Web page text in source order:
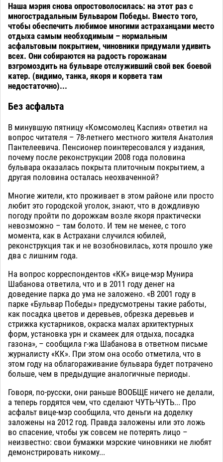
Наша мэрия снова опростоволосилась: на этот раз с
многострадальным Бульваром Победы. Вместо того,
чтобы обеспечить любимое многими астраханцами место
отдыха самым необходимым – нормальным
асфальтовым покрытием, чиновники придумали удивить
всех. Они собираются на радость горожанам
взгромоздить на бульваре отслуживший свой век боевой
катер. (видимо, танка, якоря и корвета там
недостаточно)...
Без асфальта
В минувшую пятницу «Комсомолец Каспия» ответил на
вопрос читателя – 78-летнего местного жителя Анатолия
Пантелеевича. Пенсионер поинтересовался у издания,
почему после реконструкции 2008 года половина
бульвара оказалась покрыта плиточным покрытием, а
другая половина осталась неохваченной?
Многие жители, кто проживает в этом районе или просто
любит это городской уголок, знают, что в дождливую
погоду пройти по дорожкам возле якоря практически
невозможно – там болото. И тем не менее, с того
момента, как в Астрахани случился юбилей,
реконструкция так и не возобновилась, хотя прошло уже
два с лишним года.
На вопрос корреспондентов «КК» вице-мэр Мунира
Шабанова ответила, что и в 2011 году денег на
доведение парка до ума не заложено. «В 2001 году в
парке «Бульвар Победы» предусмотрены такие работы,
как посадка цветов и деревьев, обрезка деревьев и
стрижка кустарников, окраска малах архитектурных
форм, установка урн и скамеек для отдыха, посадка
газона», – сообщила г-жа Шабанова в ответном письме
журналисту «КК». При этом она особо отметила, что в
этом году на облагораживание бульвара будет потрачено
больше, чем в предыдущие аналогичные периоды.
Говоря, по-русски, они раньше ВООБЩЕ ничего не делали,
а теперь гордятся чем, что сделают ЧУТЬ-ЧУТЬ... Про
асфальт вице-мэр сообщила, что деньги на доделку
заложены на 2012 год. Правда заложены или это ложь
во спасение, чтобы уж совсем не потерять лицо –
неизвестно: свои бумажки мэрские чиновники не любят
демонстрировать никому...